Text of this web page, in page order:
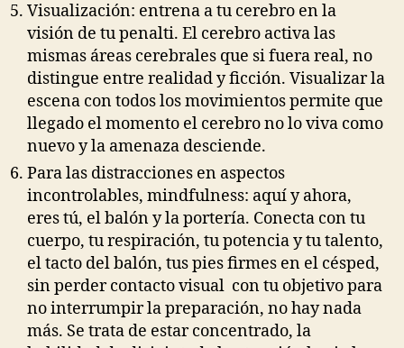
Visualización: entrena a tu cerebro en la
visión de tu penalti. El cerebro activa las
mismas áreas cerebrales que si fuera real, no
distingue entre realidad y ficción. Visualizar la
escena con todos los movimientos permite que
llegado el momento el cerebro no lo viva como
nuevo y la amenaza desciende.
Para las distracciones en aspectos
incontrolables, mindfulness: aquí y ahora,
eres tú, el balón y la portería. Conecta con tu
cuerpo, tu respiración, tu potencia y tu talento,
el tacto del balón, tus pies firmes en el césped,
sin perder contacto visual con tu objetivo para
no interrumpir la preparación, no hay nada
más. Se trata de estar concentrado, la